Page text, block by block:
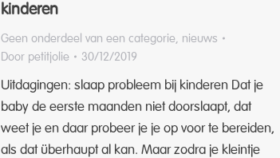
kinderen
Geen onderdeel van een categorie
nieuws
Door petitjolie 30/12/2019
Uitdagingen: slaap probleem bij kinderen Dat je
baby de eerste maanden niet doorslaapt, dat
weet je en daar probeer je je op voor te bereiden,
als dat überhaupt al kan. Maar zodra je kleintje